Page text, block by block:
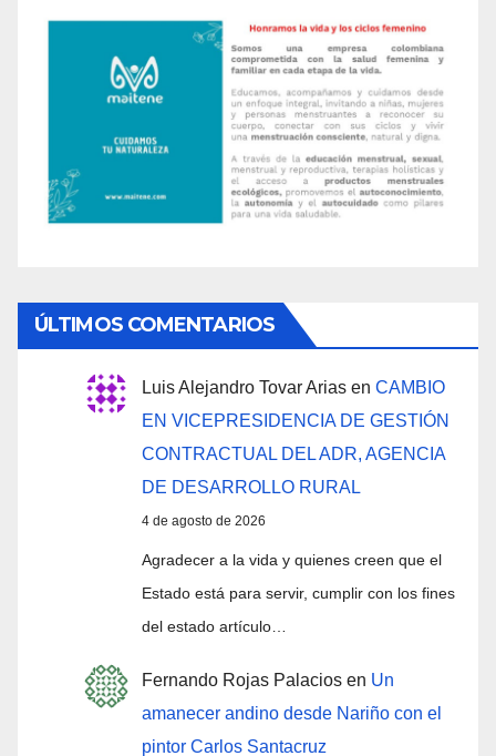
ÚLTIMOS COMENTARIOS
Luis Alejandro Tovar Arias en CAMBIO
EN VICEPRESIDENCIA DE GESTIÓN
CONTRACTUAL DEL ADR, AGENCIA
DE DESARROLLO RURAL
4 de agosto de 2026
Agradecer a la vida y quienes creen que el
Estado está para servir, cumplir con los fines
del estado artículo…
Fernando Rojas Palacios en Un
amanecer andino desde Nariño con el
pintor Carlos Santacruz